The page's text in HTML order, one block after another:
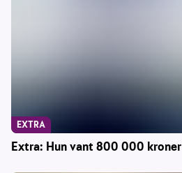
Extra: Hun vant 800 000 kroner
EXTRA